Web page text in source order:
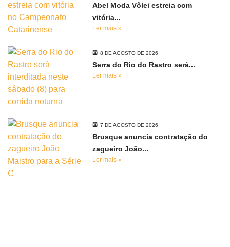
Abel Moda Vôlei estreia com
vitória...
Ler mais »
8 DE AGOSTO DE 2026
Serra do Rio do Rastro será...
Ler mais »
7 DE AGOSTO DE 2026
Brusque anuncia contratação do
zagueiro João...
Ler mais »